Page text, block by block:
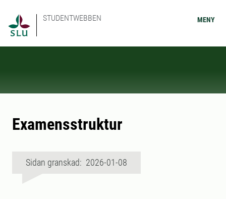
STUDENTWEBBEN MENY
Examensstruktur
Sidan granskad: 2026-01-08